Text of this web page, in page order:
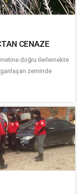
CENAZE
doğru ilerlemekte
zeminde